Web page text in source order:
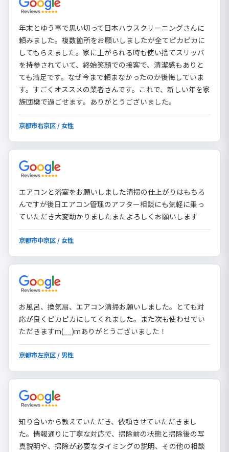
年末とゆう事で思い切って日本ハウスクリーニングさんに
頼みました。複数箇所をお願いしましたが全てピカピカに
してもらえました。家に上がられる時も使い捨てスリッパ
を持参されていて、終始笑顔での接客で、清潔感もありと
ても満足です。なぜ今まで頼まなかったのか後悔していま
す。すごくオススメの業者さんです。これで、新しい年を家
族団欒で過ごせます。ありがとうございました。
京都市右京区 / 女性
エアコンと浴室をお願いしました清掃の仕上がりはもちろ
んですが後日エアコン管理のアフター相談にも気軽に乗っ
ていただき大変助かりましたまたよろしくお願いします
京都市中京区 / 女性
お風呂、換気扇、エアコン清掃お願いしました。とても対
応が良くピカピカにしてくれました。また次も使わせてい
ただきますm(__)mありがとうございました！
京都市左京区 / 男性
知り合いから教えていただき、依頼させていただきまし
た。情報通りに丁寧な対応で、掃除前の状態と掃除後の写
真説明や、掃除が必要なタイミングの説明、その他の相談